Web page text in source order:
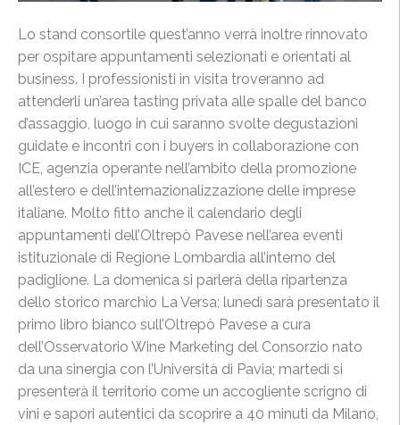
Lo stand consortile quest’anno verrà inoltre rinnovato
per ospitare appuntamenti selezionati e orientati al
business. I professionisti in visita troveranno ad
attenderli un’area tasting privata alle spalle del banco
d’assaggio, luogo in cui saranno svolte degustazioni
guidate e incontri con i buyers in collaborazione con
ICE, agenzia operante nell’ambito della promozione
all’estero e dell’internazionalizzazione delle imprese
italiane. Molto fitto anche il calendario degli
appuntamenti dell’Oltrepò Pavese nell’area eventi
istituzionale di Regione Lombardia all’interno del
padiglione. La domenica si parlerà della ripartenza
dello storico marchio La Versa; lunedì sarà presentato il
primo libro bianco sull’Oltrepò Pavese a cura
dell’Osservatorio Wine Marketing del Consorzio nato
da una sinergia con l’Università di Pavia; martedì si
presenterà il territorio come un accogliente scrigno di
vini e sapori autentici da scoprire a 40 minuti da Milano,